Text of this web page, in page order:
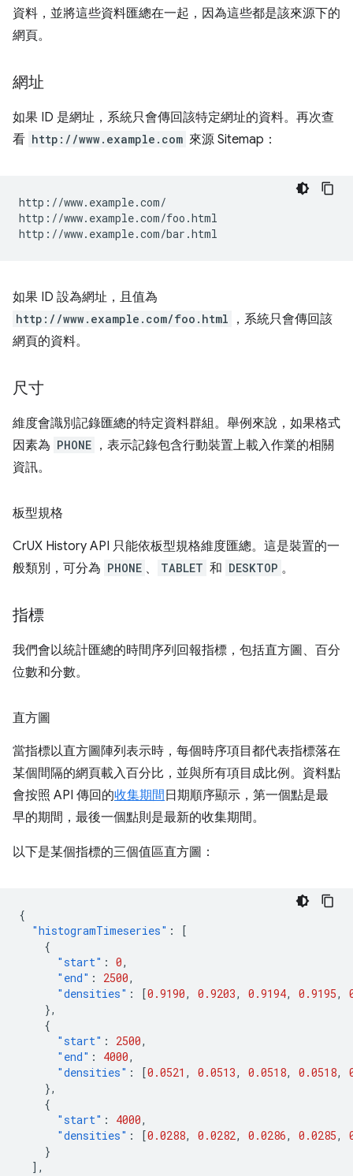
資料，並將這些資料匯總在一起，因為這些都是該來源下的
網頁。
網址
如果 ID 是網址，系統只會傳回該特定網址的資料。再次查
看 http://www.example.com 來源 Sitemap：
http://www.example.com/
http://www.example.com/foo.html
如果 ID 設為網址，且值為
http://www.example.com/foo.html
，系統只會傳回該
網頁的資料。
尺寸
維度會識別記錄匯總的特定資料群組。舉例來說，如果格式
因素為 PHONE ，表示記錄包含行動裝置上載入作業的相關
資訊。
板型規格
CrUX History API 只能依板型規格維度匯總。這是裝置的一
般類別，可分為 PHONE 、 TABLET 和 DESKTOP 。
指標
我們會以統計匯總的時間序列回報指標，包括直方圖、百分
位數和分數。
直方圖
當指標以直方圖陣列表示時，每個時序項目都代表指標落在
某個間隔的網頁載入百分比，並與所有項目成比例。資料點
會按照 API 傳回的收集期間 日期順序顯示，第一個點是最
早的期間，最後一個點則是最新的收集期間。
以下是某個指標的三個值區直方圖：
{
"histogramTimeseries" :
[
{
"start" : 0,
"end" : 2500,
"densities" : [0.9190, 0.9203, 0.9194, 0.9195,
},
{
"start" : 2500,
"end" : 4000,
"densities" : [0.0521 , 0.0513, 0.0518, 0.0518,
},
{
"start" : 4000,
"densities" : [0.0288, 0.0282, 0.0286, 0.0285,
}
],